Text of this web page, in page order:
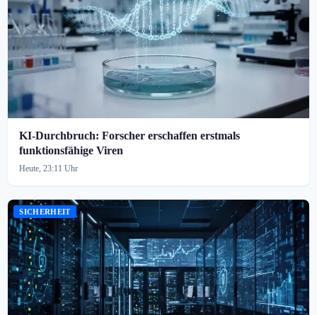
KI-Durchbruch: Forscher erschaffen erstmals
funktionsfähige Viren
Heute, 23:11 Uhr
SICHERHEIT